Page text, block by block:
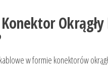
w formie konektorów